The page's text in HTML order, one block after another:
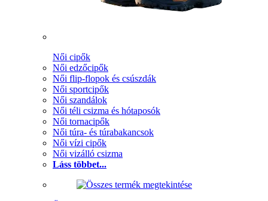
Női cipők
Női edzőcipők
Női flip-flopok és csúszdák
Női sportcipők
Női szandálok
Női téli csizma és hótaposók
Női tornacipők
Női túra- és túrabakancsok
Női vízi cipők
Női vizálló csizma
Láss többet...